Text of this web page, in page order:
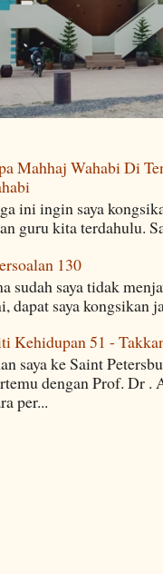
Mahhaj Wahabi Di
ini ingin saya
guru kita terdahulu.
130
sudah saya tidak
dapat saya kongsikan
Kehidupan 51 -
saya ke Saint
dengan Prof. Dr
per...